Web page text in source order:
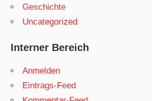
Geschichte
Uncategorized
Interner Bereich
Anmelden
Eintrags-Feed